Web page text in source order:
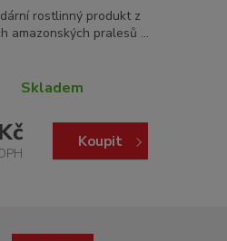
rostlinný produkt z
amazonských pralesů ...
Skladem
Koupit